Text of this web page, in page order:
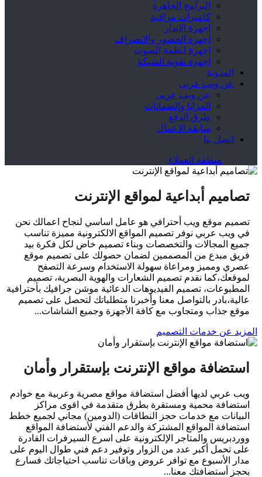
البرامج الجاهزة
كاميرات مراقبة
اجهزة الانذار
اجهزة الحضور والانصراف
اجهزة انظمة الصوت
اجهزة تقوية الشبكة
المدونة
عن ويب عربى
عن ويب عربى
المزايا والضمانات
طرق الدفع
سابقة الاعمال
اتصل بنا
منطقة العملاء
تصاميم أبداعية لمواقع الإنترنت
تصميم موقع ويب أحترافي هو عامل اساسي لنجاح اعمالك نحن
في ويب عربي نوفر تصميم المواقع الالكترونية مميزة تناسب
جميع المجالات والتخصصات وبناء تصميم خاض لكل فكرة بيد
فريق مبدع من المصممين لضمان حصولك على تصميم موقع
عصري ومميز ومراعاة سهولة الاستخدام وسرعة التصفح
لموقعك،كما نقدم تصميم الشعارات والهوية البصرية، تصميم
المطبوعات، تصميم الفيديوهات الدعائية موشن جرافيك بأحترافية
عالية،بادر بالتواصل معنا وأخبرنا متطلباتك لتحصل على تصميم
موقع جذاب ومتجاوب مع كافة الأجهزة وجميع الشاشات...
المزيد عن خدمات التصميم
استضافة مواقع الإنترنت بإستقرار وأمان
ويب عربي لديها أفضل استضافة مواقع مصرية وعربية مع خوادم
استضافة محمية ومستقرة بطرق متقدمة في اقوى مراكز
البيانات مع خدمات حجز النطاقات (الدومين) مجاني لجميع خطط
استضافة المواقع المشتركة والدعم الفني لأستضافة المواقع
ووردبريس والمتاجر الإلكترونية على اسرع السيرفرات القادرة
على تحمل أكبر عدد من الزوار وتوفير دعم فني طوال اليوم على
مدار الأسبوع مع توافر عروض وباقات تناسب احتياجاتك فسارع
بحجز أستضافتك معنا...